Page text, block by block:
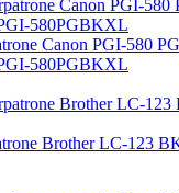
Canon PGI-580
580PGBKXL
Brother LC-123